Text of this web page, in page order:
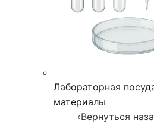
Лабораторная
материалы
‹Вернуться